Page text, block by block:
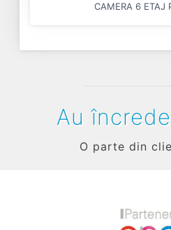
CAMERA 6 ETAJ
Au
O parte din